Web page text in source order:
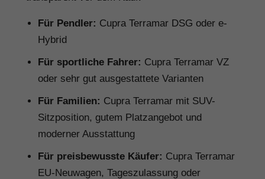
Für Pendler: Cupra Terramar DSG oder e-
Hybrid
Für sportliche Fahrer: Cupra Terramar VZ
oder sehr gut ausgestattete Varianten
Für Familien: Cupra Terramar mit SUV-
Sitzposition, gutem Platzangebot und
moderner Ausstattung
Für preisbewusste Käufer: Cupra Terramar
EU-Neuwagen, Tageszulassung oder